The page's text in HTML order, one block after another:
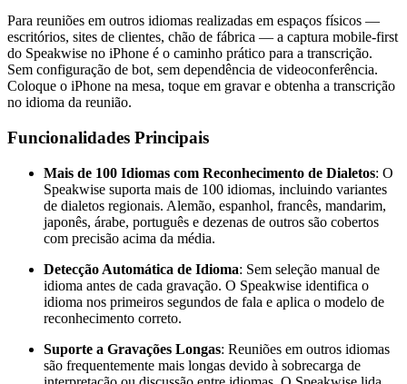
Para reuniões em outros idiomas realizadas em espaços físicos —
escritórios, sites de clientes, chão de fábrica — a captura mobile-first
do Speakwise no iPhone é o caminho prático para a transcrição.
Sem configuração de bot, sem dependência de videoconferência.
Coloque o iPhone na mesa, toque em gravar e obtenha a transcrição
no idioma da reunião.
Funcionalidades Principais
Mais de 100 Idiomas com Reconhecimento de Dialetos: O
Speakwise suporta mais de 100 idiomas, incluindo variantes
de dialetos regionais. Alemão, espanhol, francês, mandarim,
japonês, árabe, português e dezenas de outros são cobertos
com precisão acima da média.
Detecção Automática de Idioma: Sem seleção manual de
idioma antes de cada gravação. O Speakwise identifica o
idioma nos primeiros segundos de fala e aplica o modelo de
reconhecimento correto.
Suporte a Gravações Longas: Reuniões em outros idiomas
são frequentemente mais longas devido à sobrecarga de